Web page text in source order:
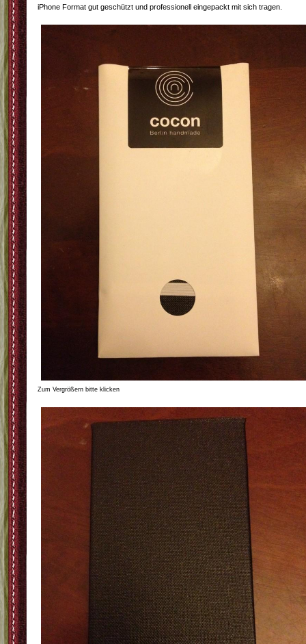
iPhone Format gut geschützt und professionell eingepackt mit sich tragen.
Zum Vergrößern bitte klicken